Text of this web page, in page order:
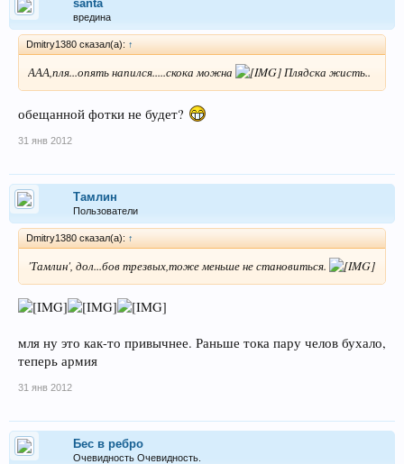
santa
вредина
Dmitry1380 сказал(а): ↑
ААА,пля...опять напился.....скока можна Плядска жисть..
обещанной фотки не будет?
31 янв 2012
Тамлин
Пользователи
Dmitry1380 сказал(а): ↑
'Тамлин', дол...бов трезвых,тоже меньше не становиться.
мля ну это как-то привычнее. Раньше тока пару челов бухало,
теперь армия
31 янв 2012
Бес в ребро
Очевидность Очевидность.